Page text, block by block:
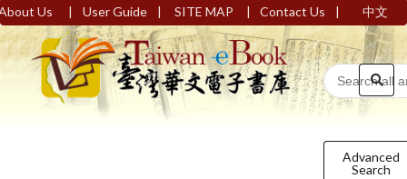
Us | User Guide | SITE MAP | Contact Us | 中文
Advanced
Search